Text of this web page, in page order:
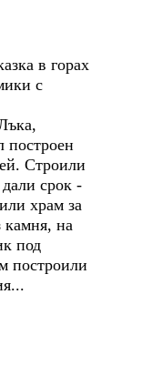
в горах
с
построен
Строили
срок -
храм за
на
под
построили